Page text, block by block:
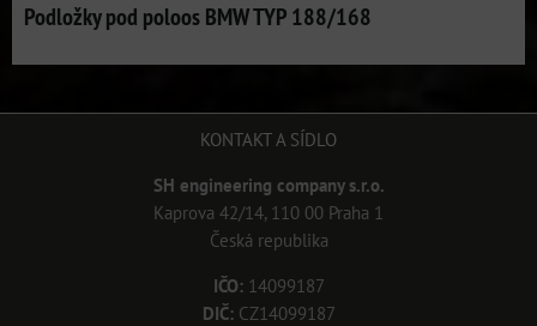
Podložky pod poloos BMW TYP 188/168
KONTAKT A SÍDLO
SH engineering company s.r.o.
Kaprova 42/14, 110 00 Praha 1
Česká republika
IČO:14099187
DIČ:CZ14099187